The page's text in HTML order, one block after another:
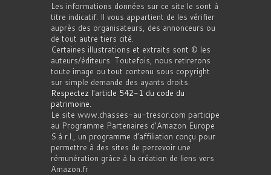
Les informations données sur ce site le sont à
titre indicatif. Il vous appartient de les vérifier
auprès des organisateurs, des annonceurs ou
de tout autre tiers cité.
Certaines illustrations et extraits sont © les
auteurs/éditeurs. Toutefois, nous retirerons
toute image ou tout contenu sous copyright
sur simple demande des ayants droits.
Respectez l'article 542-1 du code du
patrimoine.
Le site www.chasses-au-tresor.com participe
au Programme Partenaires d’Amazon Europe
S.à r.l., un programme d’affiliation conçu pour
permettre à des sites de percevoir une
rémunération grâce à la création de liens vers
Amazon.fr